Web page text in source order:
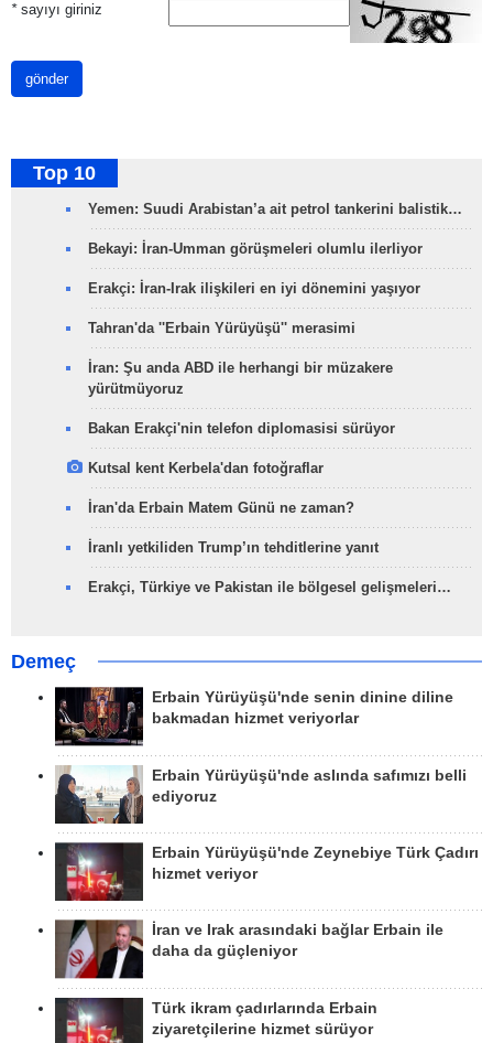
*sayıyı giriniz
gönder
Top 10
Yemen: Suudi Arabistan’a ait petrol tankerini balistik…
Bekayi: İran-Umman görüşmeleri olumlu ilerliyor
Erakçi: İran-Irak ilişkileri en iyi dönemini yaşıyor
Tahran'da ''Erbain Yürüyüşü'' merasimi
İran: Şu anda ABD ile herhangi bir müzakere
yürütmüyoruz
Bakan Erakçi'nin telefon diplomasisi sürüyor
Kutsal kent Kerbela'dan fotoğraflar
İran'da Erbain Matem Günü ne zaman?
İranlı yetkiliden Trump’ın tehditlerine yanıt
Erakçi, Türkiye ve Pakistan ile bölgesel gelişmeleri…
Demeç
Erbain Yürüyüşü'nde senin dinine diline
bakmadan hizmet veriyorlar
Erbain Yürüyüşü'nde aslında safımızı belli
ediyoruz
Erbain Yürüyüşü'nde Zeynebiye Türk Çadırı
hizmet veriyor
İran ve Irak arasındaki bağlar Erbain ile
daha da güçleniyor
Türk ikram çadırlarında Erbain
ziyaretçilerine hizmet sürüyor